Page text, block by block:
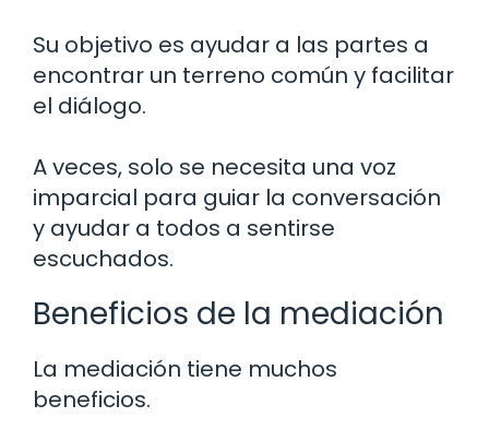
Su objetivo es ayudar a las partes a
encontrar un terreno común y facilitar
el diálogo.
A veces, solo se necesita una voz
imparcial para guiar la conversación
y ayudar a todos a sentirse
escuchados.
Beneficios de la mediación
La mediación tiene muchos
beneficios.